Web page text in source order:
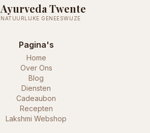
Ayurveda Twente
NATUURLIJKE GENEESWIJZE
Pagina's
Home
Over Ons
Blog
Diensten
Cadeaubon
Recepten
Lakshmi Webshop